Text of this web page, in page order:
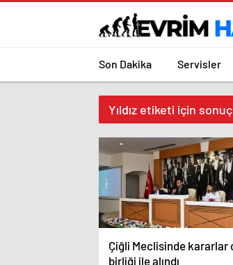
Son Dakika Servisler
Yıldız etiketi için
Çiğli Meclisinde kararlar
birliği ile alındı